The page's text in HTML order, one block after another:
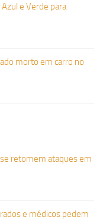
e Verde para
morto em carro no
retomem ataques em
e médicos pedem